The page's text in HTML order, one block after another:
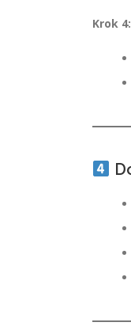
Krok